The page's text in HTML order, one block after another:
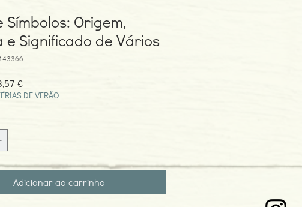
Símbolos: Origem,
e Significado de Vários
€Preço
promocional
DE VERÃO
Adicionar ao carrinho